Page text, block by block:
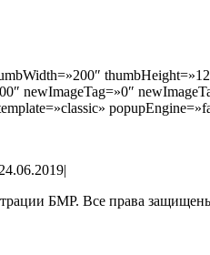
newImageTag=»0″
|
БМР. Все права